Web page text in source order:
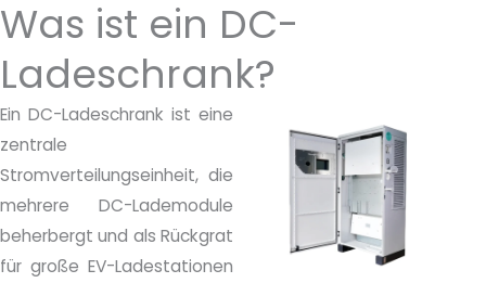
h
t
Was ist ein DC-
Ladeschrank?
Ein DC-Ladeschrank ist eine
zentrale
Stromverteilungseinheit, die
mehrere DC-Lademodule
beherbergt und als Rückgrat
für große EV-Ladestationen